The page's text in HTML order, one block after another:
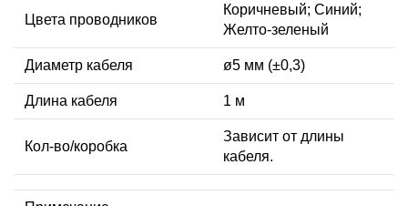
Цвета проводников
Коричневый; Синий;
Желто-зеленый
Диаметр кабеля ø5 мм (±0,3)
Длина кабеля 1 м
Кол-во/коробка
Зависит от длины
кабеля.